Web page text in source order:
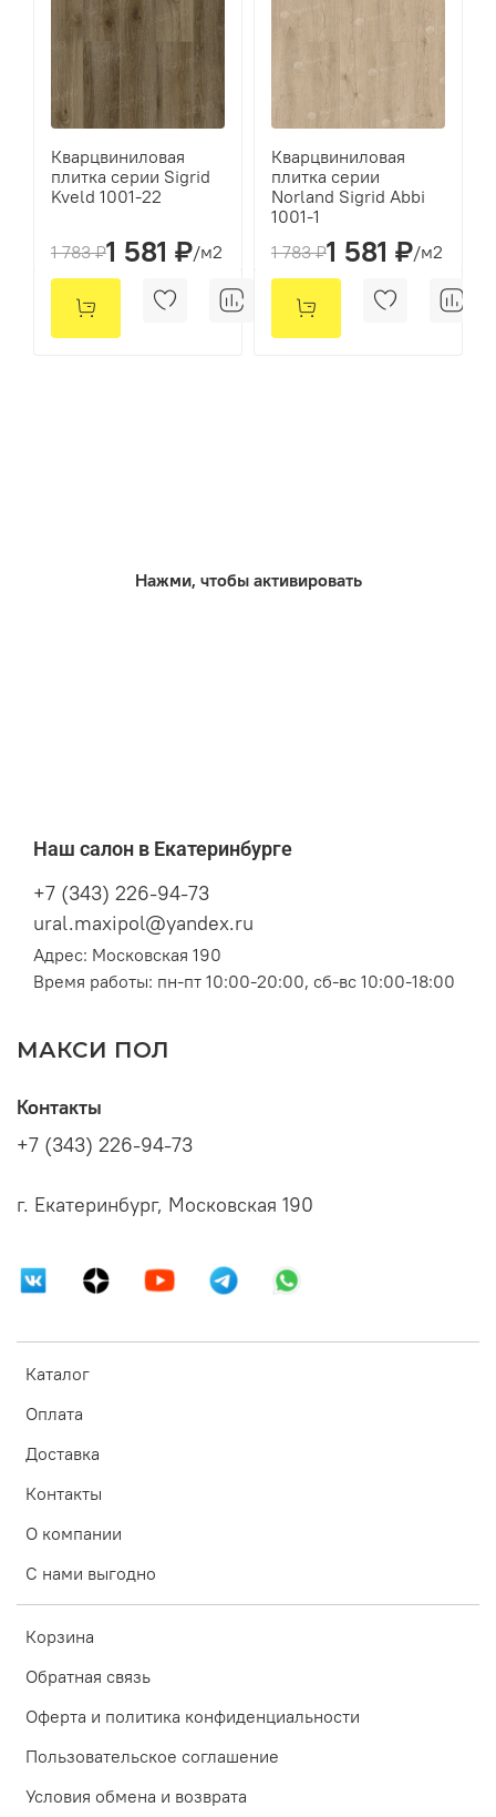
Кол-во шт в уп
м2 в упак
2,23
Кварцвиниловая
плитка серии Sigrid
Kveld 1001-22
1 783 ₽1 581 ₽/м2
Кварцвиниловая
плитка серии
Norland Sigrid Abbi
1001-1
1 783 ₽1 581 ₽/м2
Нажми, чтобы активировать
Наш салон в Екатеринбурге
+7 (343) 226-94-73
ural.maxipol@yandex.ru
Адрес: Московская 190
Время работы: пн-пт 10:00-20:00, сб-вс 10:00-18:00
МАКСИ ПОЛ
Каталог
Оплата
Доставка
Контакты
О компании
С нами выгодно
Корзина
Обратная связь
Оферта и политика конфиденциальности
Пользовательское соглашение
Условия обмена и возврата
Контакты
+7 (343) 226-94-73
г. Екатеринбург, Московская 190